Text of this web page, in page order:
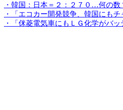
・韓国：日本＝２：２７０…何の数
・「エコカー開発競争、韓国にもチ
・「侎菱電気車にもＬＧ化学がバッ